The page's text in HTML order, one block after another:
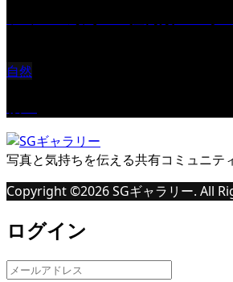
自然
写真と気持ちを伝える共有コミュニテ
Copyright ©2026SGギャラリー. All
ログイン